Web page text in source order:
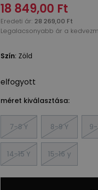
18 849,00 Ft
Eredeti ár: 28 269,00 Ft
Legalacsonyabb ár a
Szín: Zöld
elfogyott
méret kiválasztása:
7-8 Y 8-9 Y 9-
14-15 Y 15-16 y